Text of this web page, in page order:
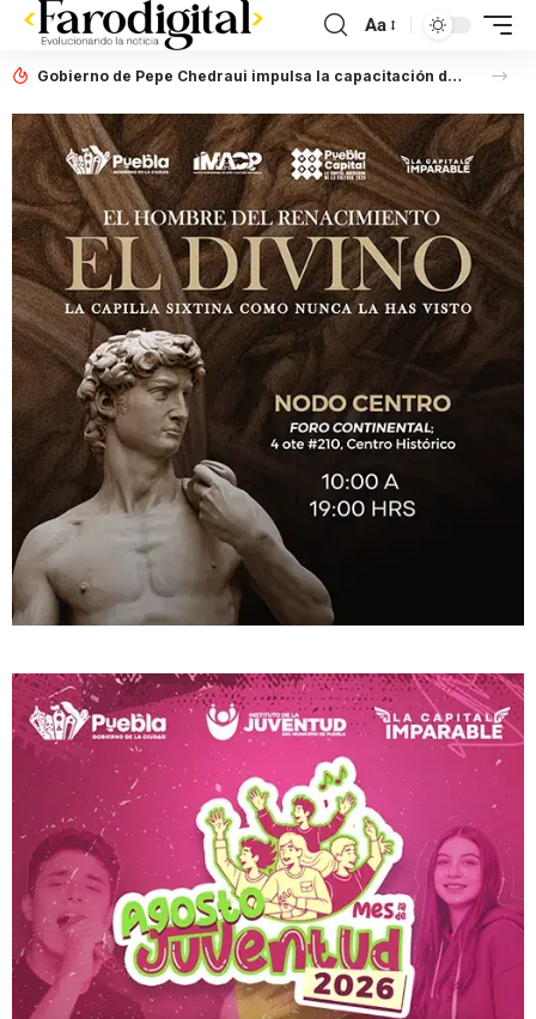
Aa
Gobierno de Pepe Chedraui impulsa la capacitación de personas servidoras públicas en lenguaje incluyente